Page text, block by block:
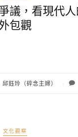
議，看現代
包觀
邱鈺玲（碎念主婦）
文化觀察